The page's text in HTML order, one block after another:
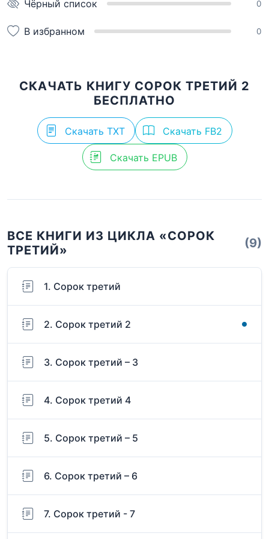
Чёрный список 0
В избранном 0
СКАЧАТЬ КНИГУ СОРОК ТРЕТИЙ 2
БЕСПЛАТНО
Скачать TXT Скачать FB2
Скачать EPUB
ВСЕ КНИГИ ИЗ ЦИКЛА «СОРОК
ТРЕТИЙ»
(9)
1. Сорок третий
2. Сорок третий 2
3. Сорок третий – 3
4. Сорок третий 4
5. Сорок третий – 5
6. Сорок третий – 6
7. Сорок третий - 7